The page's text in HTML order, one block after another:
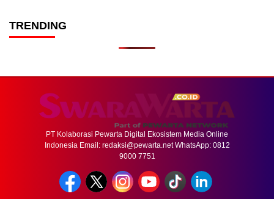
TRENDING
PT Kolaborasi Pewarta Digital Ekosistem Media Online
Indonesia Email: redaksi@pewarta.netWhatsApp: 0812
9000 7751